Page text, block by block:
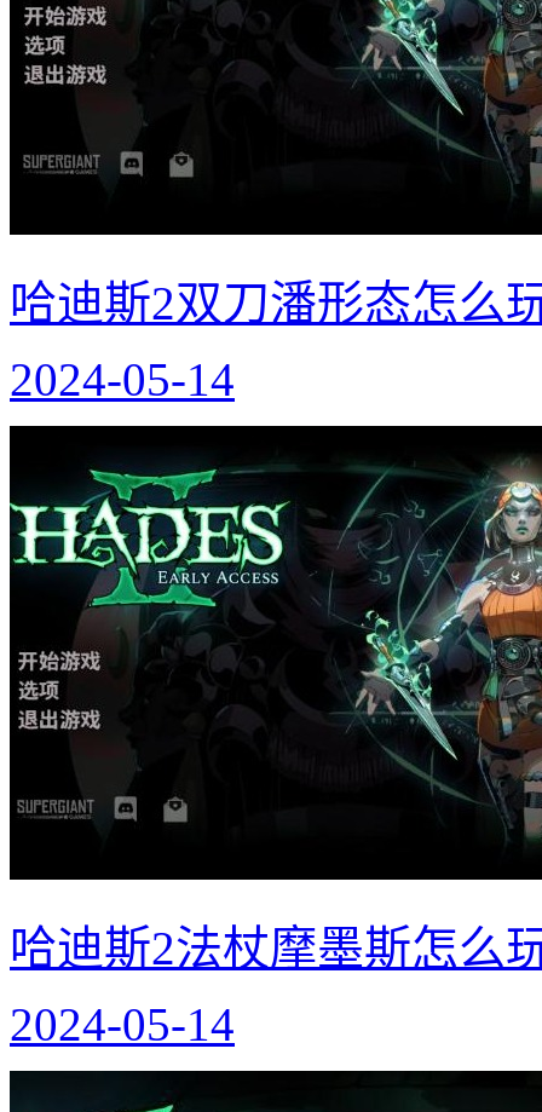
哈迪斯2双刀潘形态怎么
2024-05-14
哈迪斯2法杖摩墨斯怎么
2024-05-14